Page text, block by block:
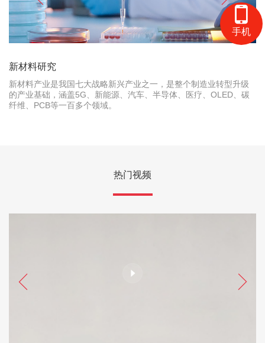
新材料研究
新材料产业是我国七大战略新兴产业之一，是整个制造业转型升级
的产业基础，涵盖5G、新能源、汽车、半导体、医疗、OLED、碳
纤维、PCB等一百多个领域。
热门视频
手机